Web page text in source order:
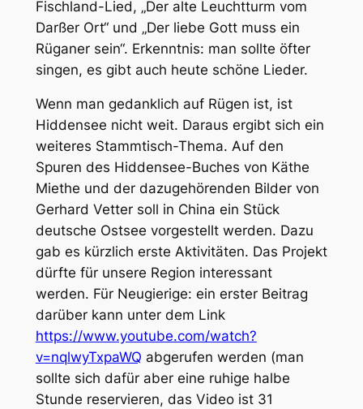
Fischland-Lied, „Der alte Leuchtturm vom
Darßer Ort“ und „Der liebe Gott muss ein
Rüganer sein“. Erkenntnis: man sollte öfter
singen, es gibt auch heute schöne Lieder.
Wenn man gedanklich auf Rügen ist, ist
Hiddensee nicht weit. Daraus ergibt sich ein
weiteres Stammtisch-Thema. Auf den
Spuren des Hiddensee-Buches von Käthe
Miethe und der dazugehörenden Bilder von
Gerhard Vetter soll in China ein Stück
deutsche Ostsee vorgestellt werden. Dazu
gab es kürzlich erste Aktivitäten. Das Projekt
dürfte für unsere Region interessant
werden. Für Neugierige: ein erster Beitrag
darüber kann unter dem Link
https://www.youtube.com/watch?
v=nqlwyTxpaWQ abgerufen werden (man
sollte sich dafür aber eine ruhige halbe
Stunde reservieren, das Video ist 31